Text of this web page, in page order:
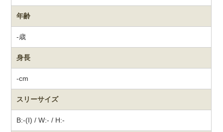
年齢
-歳
身長
-cm
スリーサイズ
B:-(I) / W:- / H:-